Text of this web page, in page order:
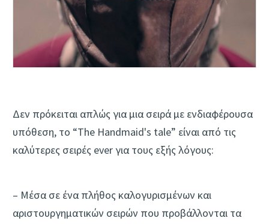
Δεν πρόκειται απλώς για μια σειρά με ενδιαφέρουσα
υπόθεση, το “The Handmaid's tale” είναι από τις
καλύτερες σειρές ever για τους εξής λόγους:
– Μέσα σε ένα πλήθος καλογυρισμένων και
αριστουργηματικών σειρών που προβάλλονται τα